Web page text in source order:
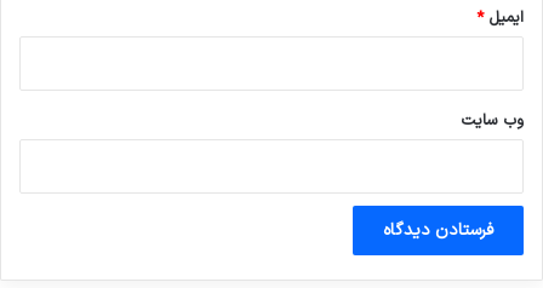
ایمیل*
وب‌ سایت